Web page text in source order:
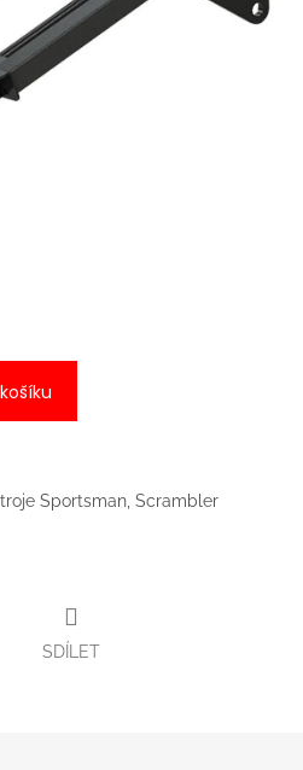
Sportsman, Scrambler
SDÍLET